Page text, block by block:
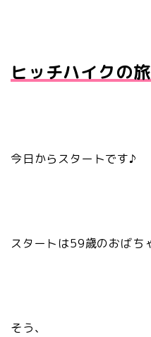
ヒッチハイクの旅
今日からスタートです♪
スタートは59歳のおばち
そう、